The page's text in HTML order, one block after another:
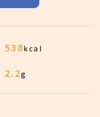
538kcal
2.2g